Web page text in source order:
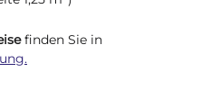
finden Sie in